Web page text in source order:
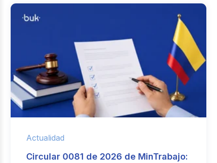
Actualidad
Circular 0081 de 2026 de MinTrabajo: